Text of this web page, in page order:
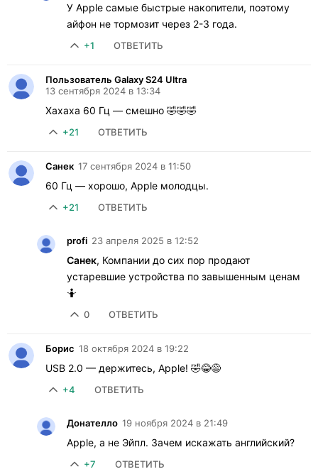
У Apple самые быстрые накопители, поэтому
айфон не тормозит через 2-3 года.
+1 ОТВЕТИТЬ
Пользователь Galaxy S24 Ultra
13 сентября 2024 в 13:34
Хахаха 60 Гц — смешно 🤣🤣🤣
+21 ОТВЕТИТЬ
Санек 17 сентября 2024 в 11:50
60 Гц — хорошо, Apple молодцы.
+21 ОТВЕТИТЬ
profi 23 апреля 2025 в 12:52
Санек, Компании до сих пор продают
устаревшие устройства по завышенным ценам
🤷
0 ОТВЕТИТЬ
Борис 18 октября 2024 в 19:22
USB 2.0 — держитесь, Apple! 🤣😂😅
+4 ОТВЕТИТЬ
Донателло 19 ноября 2024 в 21:49
Apple, а не Эйпл. Зачем искажать английский?
+7 ОТВЕТИТЬ